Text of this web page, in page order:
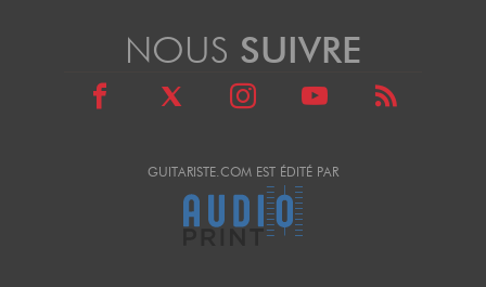
GUITARISTE.COM EST ÉDITÉ PAR
NOUS SUIVRE